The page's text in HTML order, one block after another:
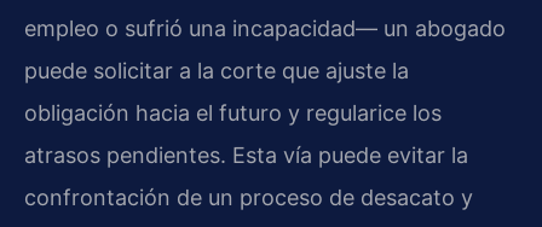
empleo o sufrió una incapacidad— un abogado
puede solicitar a la corte que ajuste la
obligación hacia el futuro y regularice los
atrasos pendientes. Esta vía puede evitar la
confrontación de un proceso de desacato y